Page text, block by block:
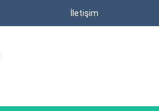
İletişim